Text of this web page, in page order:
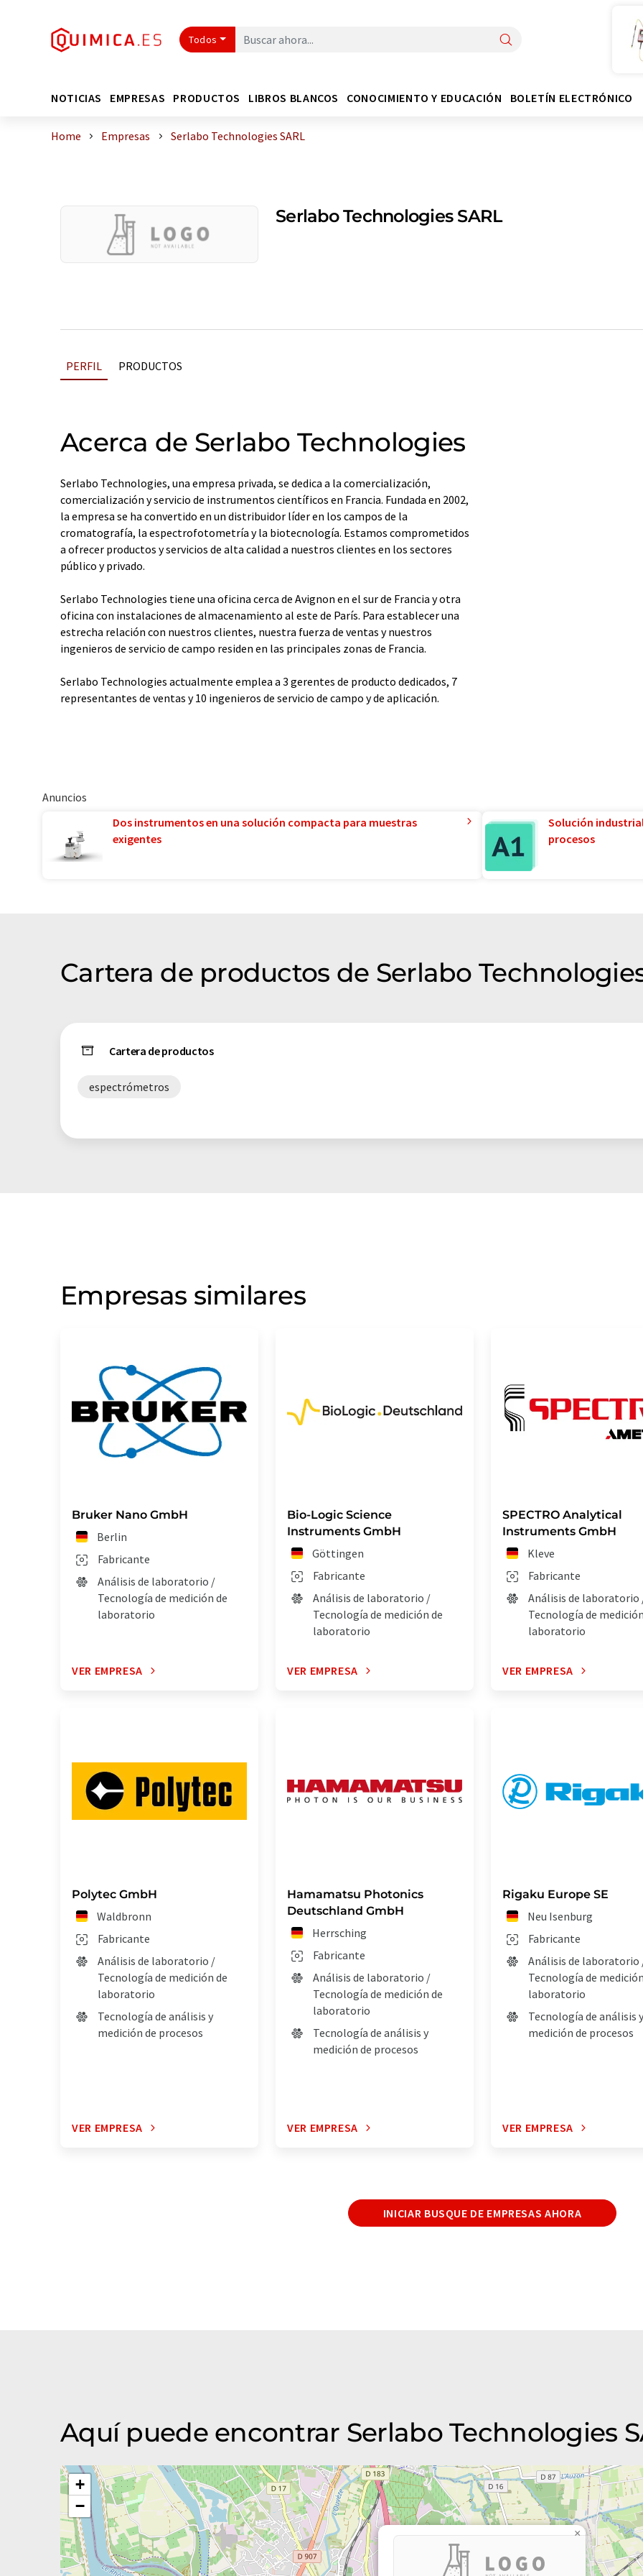
Todos
NOTICIAS EMPRESAS PRODUCTOS LIBROS BLANCOS CONOCIMIENTO Y EDUCACIÓN BOLETÍN ELECTRÓNICO
Home Empresas Serlabo Technologies SARL
Serlabo Technologies SARL
PERFIL PRODUCTOS
Acerca de Serlabo Technologies
Serlabo Technologies, una empresa privada, se dedica a la comercialización,
comercialización y servicio de instrumentos científicos en Francia. Fundada en 2002,
la empresa se ha convertido en un distribuidor líder en los campos de la
cromatografía, la espectrofotometría y la biotecnología. Estamos comprometidos
a ofrecer productos y servicios de alta calidad a nuestros clientes en los sectores
público y privado.
Serlabo Technologies tiene una oficina cerca de Avignon en el sur de Francia y otra
oficina con instalaciones de almacenamiento al este de París. Para establecer una
estrecha relación con nuestros clientes, nuestra fuerza de ventas y nuestros
ingenieros de servicio de campo residen en las principales zonas de Francia.
Serlabo Technologies actualmente emplea a 3 gerentes de producto dedicados, 7
representantes de ventas y 10 ingenieros de servicio de campo y de aplicación.
Anuncios
Dos instrumentos en una solución compacta para muestras
exigentes
Solución
procesos
Cartera de productos de Serlabo
Cartera de productos
espectrómetros
Empresas similares
Bruker Nano GmbH
Berlin
Fabricante
Análisis de laboratorio /
Tecnología de medición de
laboratorio
VER EMPRESA
Bio-Logic Science
Instruments GmbH
Göttingen
Fabricante
Análisis de laboratorio /
Tecnología de medición de
laboratorio
VER EMPRESA
SPECTRO Analytical
Instruments GmbH
Kleve
Fabricante
Análisis de laboratorio
Tecnología de
laboratorio
VER EMPRESA
Polytec GmbH
Waldbronn
Fabricante
Análisis de laboratorio /
Tecnología de medición de
laboratorio
Tecnología de análisis y
medición de procesos
VER EMPRESA
Hamamatsu Photonics
Deutschland GmbH
Herrsching
Fabricante
Análisis de laboratorio /
Tecnología de medición de
laboratorio
Tecnología de análisis y
medición de procesos
VER EMPRESA
Rigaku Europe SE
Neu Isenburg
Fabricante
Análisis de laboratorio
Tecnología de
laboratorio
Tecnología de análisis y
medición de procesos
VER EMPRESA
INICIAR BUSQUE DE EMPRESAS AHORA
Aquí puede encontrar Serlabo Technologies
×
+
−